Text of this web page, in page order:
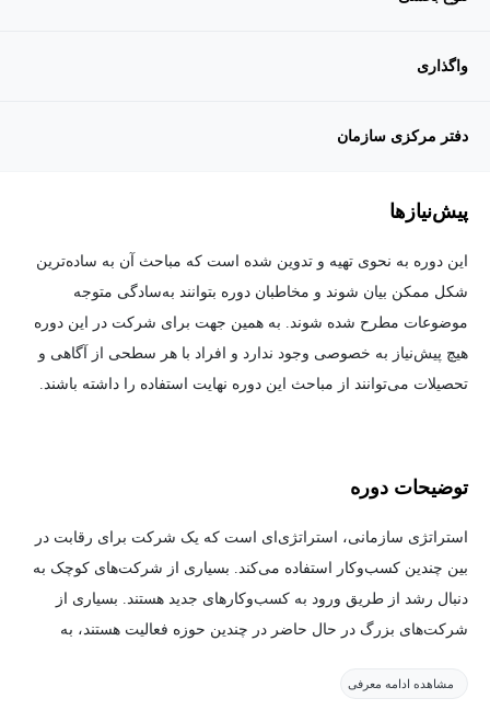
واگذاری
دفتر مرکزی سازمان
پیش‌نیاز‌ها
این دوره به نحوی تهیه و تدوین شده است که مباحث آن به ساده‌ترین
شکل ممکن بیان شوند و مخاطبان دوره بتوانند به‌سادگی متوجه
موضوعات مطرح شده شوند. به همین جهت برای شرکت در این دوره
هیچ پیش‌نیاز به خصوصی وجود ندارد و افراد با هر سطحی از آگاهی و
تحصیلات می‌توانند از مباحث این دوره نهایت استفاده را داشته باشند.
توضیحات دوره
استراتژی سازمانی، استراتژی‌ای است که یک شرکت برای رقابت در
بین چندین کسب‌وکار استفاده می‌کند. بسیاری از شرکت‌های کوچک به
دنبال رشد از طریق ورود به کسب‌وکارهای جدید هستند. بسیاری از
شرکت‌های بزرگ در حال حاضر در چندین حوزه فعالیت هستند، به
می‌کند.
مشاهده ادامه معرفی